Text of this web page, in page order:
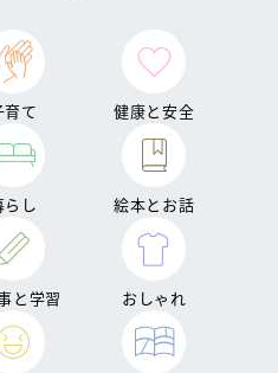
育て 健康と安全
らし 絵本とお話
と学習 おしゃれ